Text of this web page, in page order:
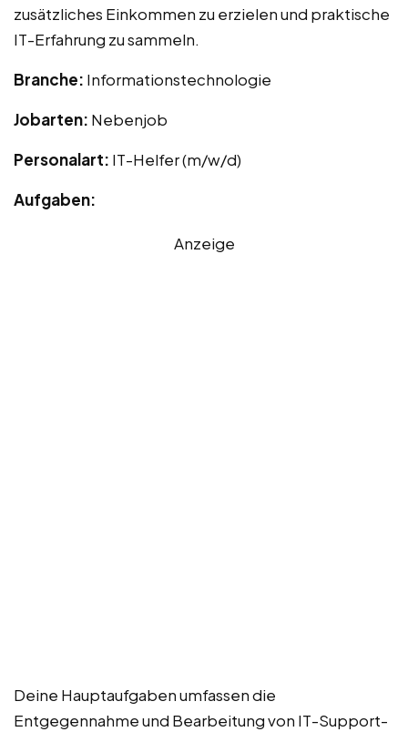
zusätzliches Einkommen zu erzielen und praktische
IT-Erfahrung zu sammeln.
Branche: Informationstechnologie
Jobarten: Nebenjob
Personalart: IT-Helfer (m/w/d)
Aufgaben:
Anzeige
Deine Hauptaufgaben umfassen die
Entgegennahme und Bearbeitung von IT-Support-